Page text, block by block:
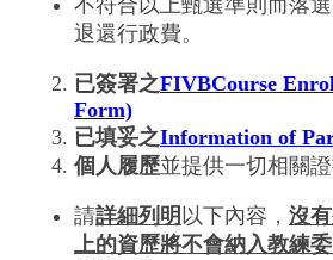
不符合以上甄選準則而落
退還行政費。
已簽署之FIVBCourse
Form)
已填妥之Information of
個人履歷並提供一切相關
請詳細列明 以下內容， 沒
上的資歷將不會納入教練